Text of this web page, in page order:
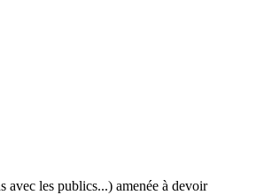
avec les publics...) amenée à devoir